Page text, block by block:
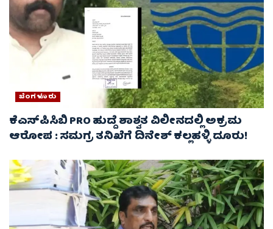
ಬೆಂಗಳೂರು
ಕೆಎಸ್‌ಪಿಸಿಬಿ PRO ಹುದ್ದೆ ಶಾಶ್ವತ ವಿಲೀನದಲ್ಲಿ ಅಕ್ರಮ
ಆರೋಪ : ಸಮಗ್ರ ತನಿಖೆಗೆ ದಿನೇಶ್ ಕಲ್ಲಹಳ್ಳಿ ದೂರು!